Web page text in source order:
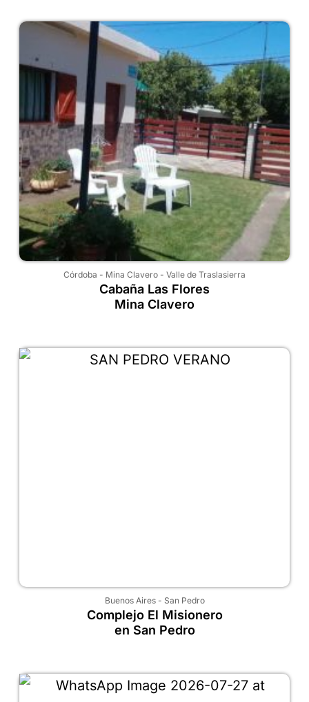
Córdoba - Mina Clavero - Valle de Traslasierra
Cabaña Las Flores
Mina Clavero
Buenos Aires- San Pedro
Complejo El Misionero
en San Pedro